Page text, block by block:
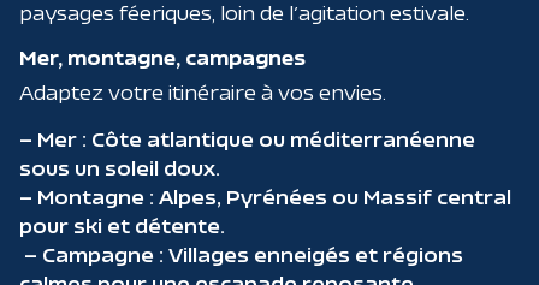
paysages féeriques, loin de l’agitation estivale.
Mer, montagne, campagnes
Adaptez votre itinéraire à vos envies.
– Mer : Côte atlantique ou méditerranéenne
sous un soleil doux.
– Montagne : Alpes, Pyrénées ou Massif central
pour ski et détente.
– Campagne : Villages enneigés et régions